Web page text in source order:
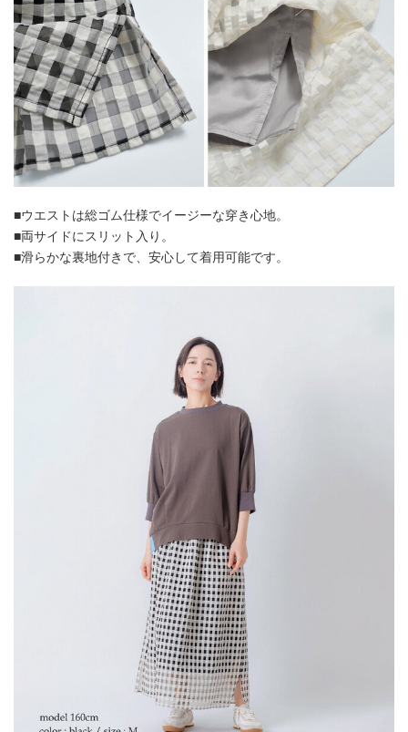
■ウエストは総ゴム仕様でイージーな穿き心地。
■両サイドにスリット入り。
■滑らかな裏地付きで、安心して着用可能です。